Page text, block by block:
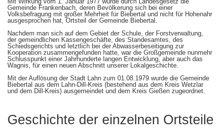
Gemeinde Frankenbach, deren Bevölkerung sich bei einer
Volksbefragung mit großer Mehrheit für Biebertal und nicht für Hohenahr
ausgesprochen hat, Ortsteil der Gemeinde Biebertal.
Nachdem man sich auf dem Gebiet der Schule, der Forstverwaltung,
der gemeindlichen Kassengeschäfte, des Standesamtes, des
Schiedsgerichts und letztlich bei der Abwasserbeseitigung zur
Kooperation zusammengefunden hatte, war die Großgemeinde nunmehr
Schlusspunkt einer Jahrhunderte langen Entwicklung, aber auch das
Wagnis, für einen neuen Abschnitt unserer Lokalgeschichte.
Mit der Auflösung der Stadt Lahn zum 01.08.1979 wurde die Gemeinde
Biebertal aus dem Lahn-Dill-Kreis (bestehend aus dem Kreis Wetzlar
und dem Dill-Kreis) ausgemeindet und dem Kreis Gießen zugeordnet.
Geschichte der einzelnen Ortsteile